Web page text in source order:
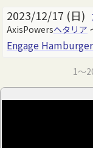
2023/12/17 (日)
AxisPowersヘタリア
Engage
1～